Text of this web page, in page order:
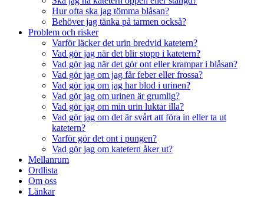
Hur ofta ska jag tömma blåsan?
Behöver jag tänka på tarmen också?
Problem och risker
Varför läcker det urin bredvid katetern?
Vad gör jag när det blir stopp i katetern?
Vad gör jag när det gör ont eller krampar i blåsan?
Vad gör jag om jag får feber eller frossa?
Vad gör jag om jag har blod i urinen?
Vad gör jag om urinen är grumlig?
Vad gör jag om min urin luktar illa?
Vad gör jag om det är svårt att föra in eller ta ut
katetern?
Varför gör det ont i pungen?
Vad gör jag om katetern åker ut?
Mellanrum
Ordlista
Om oss
Länkar